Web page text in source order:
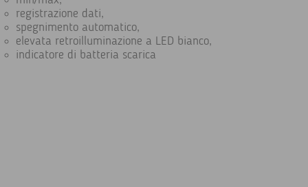
registrazione dati,
spegnimento automatico,
elevata retroilluminazione a LED bianco,
indicatore di batteria scarica